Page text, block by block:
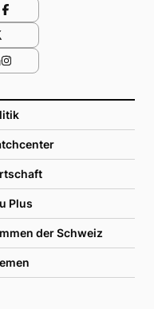
Plus
der Schweiz